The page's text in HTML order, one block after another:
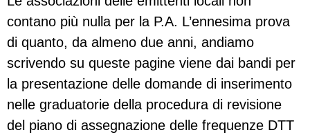
contano più nulla per la P.A. L’ennesima prova
di quanto, da almeno due anni, andiamo
scrivendo su queste pagine viene dai bandi per
la presentazione delle domande di inserimento
nelle graduatorie della procedura di revisione
del piano di assegnazione delle frequenze DTT